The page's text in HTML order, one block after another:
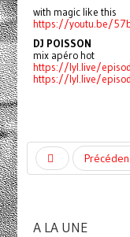
with magic like this
https://youtu.be/
DJ POISSON
mix apéro hot
https://lyl.live/
https://lyl.live/
A LA UNE